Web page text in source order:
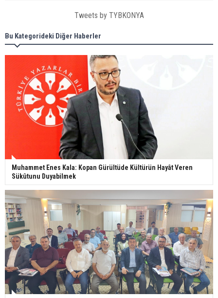
Tweets by TYBKONYA
Bu Kategorideki Diğer Haberler
Muhammet Enes Kala: Kopan Gürültüde Kültürün Hayât Veren
Sükûtunu Duyabilmek